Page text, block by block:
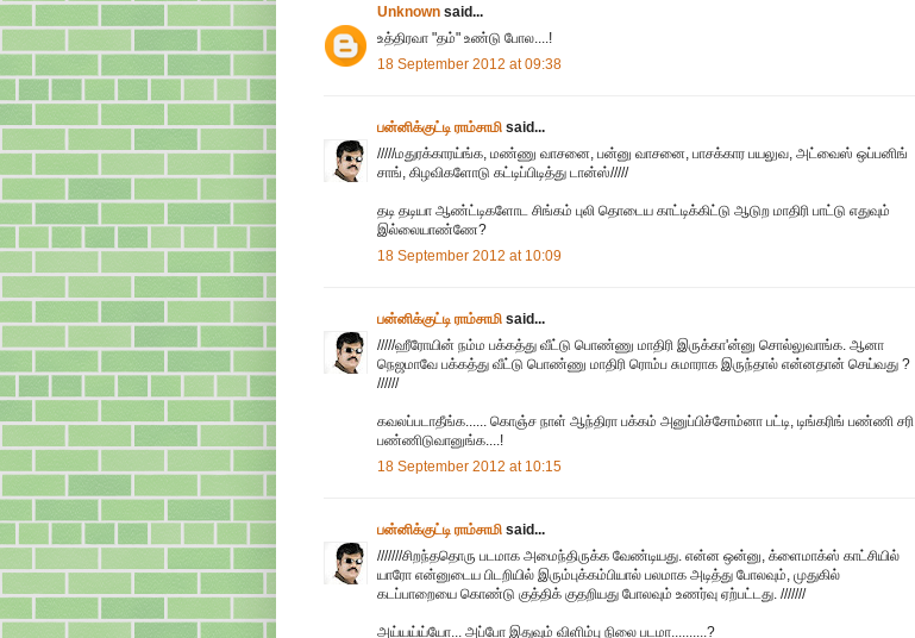
Unknown said...
உத்திரவா "தம்" உண்டு போல....!
18 September 2012 at 09:38
பன்னிக்குட்டி ராம்சாமி said...
/////மதுரக்காரய்ங்க, மண்ணு வாசனை, பன்னு வாசனை, பாசக்கார பயலுவ, அட்வைஸ் ஒப்பனிங்
சாங், கிழவிகளோடு கட்டிப்பிடித்து டான்ஸ்/////
தடி தடியா ஆண்ட்டிகளோட சிங்கம் புலி தொடைய காட்டிக்கிட்டு ஆடுற மாதிரி பாட்டு எதுவும்
இல்லையாண்ணே?
18 September 2012 at 10:09
பன்னிக்குட்டி ராம்சாமி said...
/////ஹீரோயின் நம்ம பக்கத்து வீட்டு பொண்ணு மாதிரி இருக்கா'ன்னு சொல்லுவாங்க. ஆனா
நெஜமாவே பக்கத்து வீட்டு பொண்ணு மாதிரி ரொம்ப சுமாராக இருந்தால் என்னதான் செய்வது ?
//////
கவலப்படாதீங்க...... கொஞ்ச நாள் ஆந்திரா பக்கம் அனுப்பிச்சோம்னா பட்டி, டிங்கரிங் பண்ணி சரி
பண்ணிடுவானுங்க....!
18 September 2012 at 10:15
பன்னிக்குட்டி ராம்சாமி said...
///////சிறந்ததொரு படமாக அமைந்திருக்க வேண்டியது. என்ன ஒன்னு, க்ளைமாக்ஸ் காட்சியில்
யாரோ என்னுடைய பிடறியில் இரும்புக்கம்பியால் பலமாக அடித்து போலவும், முதுகில்
கடப்பாறையை கொண்டு குத்திக் குதறியது போலவும் உணர்வு ஏற்பட்டது. ///////
அய்யய்ய்யோ... அப்போ இதுவும் விளிம்பு நிலை படமா..........?